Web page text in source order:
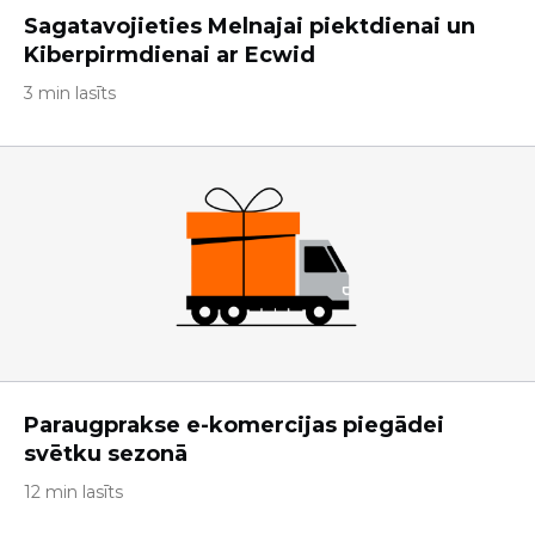
Sagatavojieties Melnajai piektdienai un
Kiberpirmdienai ar Ecwid
3 min lasīts
Paraugprakse e-komercijas piegādei
svētku sezonā
12 min lasīts